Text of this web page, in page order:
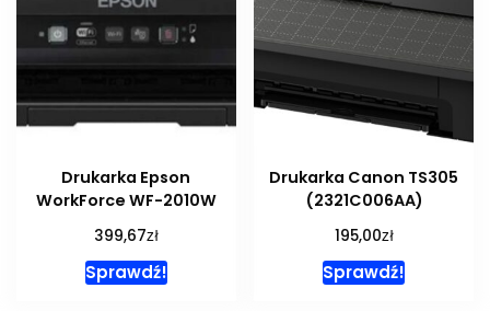
Drukarka Epson
WorkForce WF-2010W
399,67zł
Sprawdź!
Drukarka Canon TS305
(2321C006AA)
195,00zł
Sprawdź!